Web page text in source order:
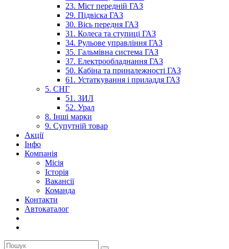
23. Міст передній ГАЗ
29. Підвіска ГАЗ
30. Вісь передня ГАЗ
31. Колеса та ступиці ГАЗ
34. Рульове управління ГАЗ
35. Гальмівна система ГАЗ
37. Електрообладнання ГАЗ
50. Кабіна та приналежності ГАЗ
61. Устаткування і приладдя ГАЗ
5. СНГ
51. ЗИЛ
52. Урал
8. Інші марки
9. Супутній товар
Акції
Інфо
Компанія
Місія
Історія
Вакансії
Команда
Контакти
Автокаталог